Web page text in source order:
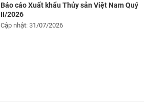
Báo cáo Xuất khẩu Thủy sản Việt Nam Quý
II/2026
Cập nhật: 31/07/2026